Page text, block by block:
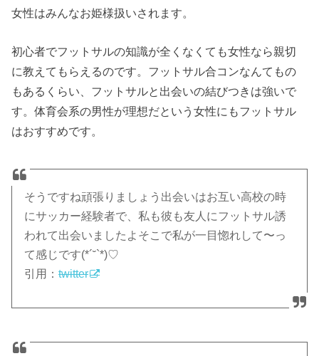
女性はみんなお姫様扱いされます。
初心者でフットサルの知識が全くなくても女性なら親切
に教えてもらえるのです。フットサル合コンなんてもの
もあるくらい、フットサルと出会いの結びつきは強いで
す。体育会系の男性が理想だという女性にもフットサル
はおすすめです。
そうですね頑張りましょう出会いはお互い高校の時
にサッカー経験者で、私も彼も友人にフットサル誘
われて出会いましたよそこで私が一目惚れして〜っ
て感じです(*´˘`*)♡
引用：twitter